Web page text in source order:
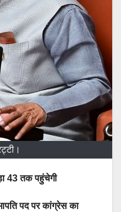
43 तक पहुंचेगी
पद पर कांग्रेस का